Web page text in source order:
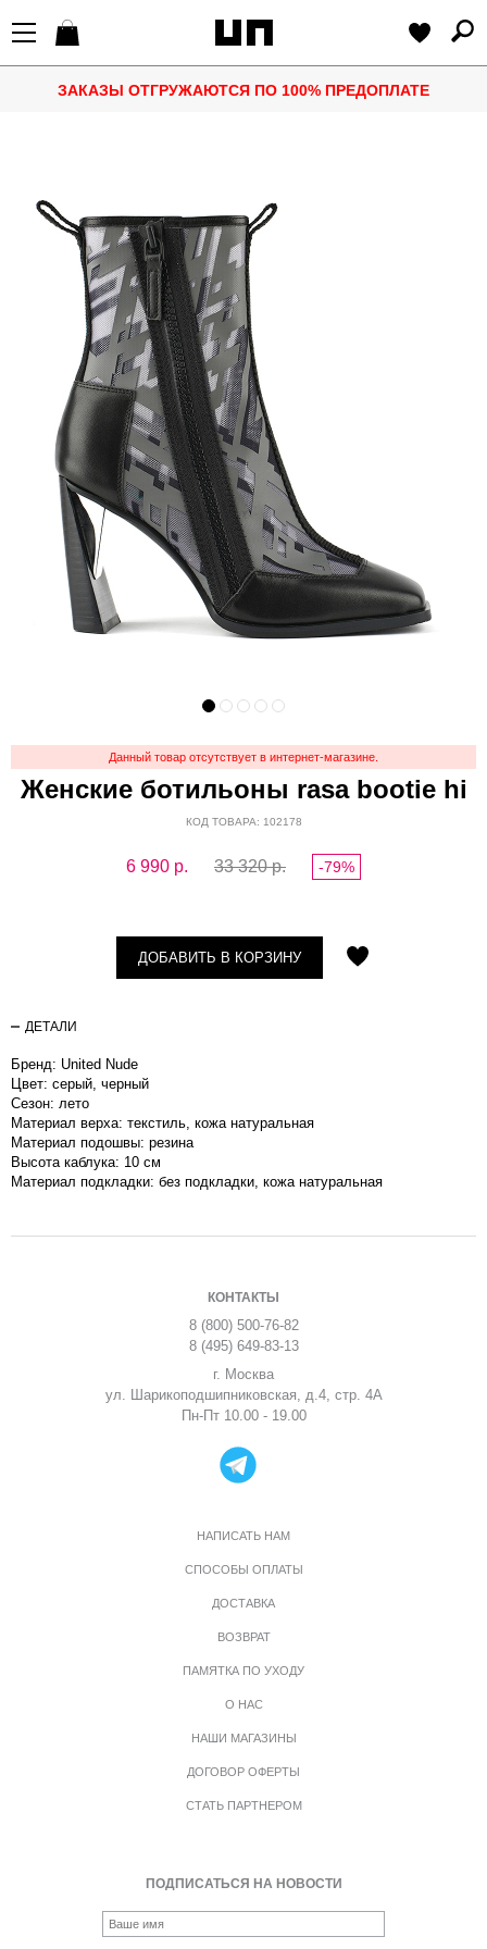
ЗАКАЗЫ ОТГРУЖАЮТСЯ ПО 100% ПРЕДОПЛАТЕ
Данный товар отсутствует в интернет-магазине.
Женские ботильоны rasa bootie hi
КОД ТОВАРА: 102178
6 990 р. 33 320 р. -79%
ДОБАВИТЬ В КОРЗИНУ
ДЕТАЛИ
Бренд: United Nude
Цвет: серый, черный
Сезон: лето
Материал верха: текстиль, кожа натуральная
Материал подошвы: резина
Высота каблука: 10 см
Материал подкладки: без подкладки, кожа натуральная
КОНТАКТЫ
8 (800) 500-76-82
8 (495) 649-83-13
г. Москва
ул. Шарикоподшипниковская, д.4, стр. 4А
Пн-Пт 10.00 - 19.00
НАПИСАТЬ НАМ
СПОСОБЫ ОПЛАТЫ
ДОСТАВКА
ВОЗВРАТ
ПАМЯТКА ПО УХОДУ
О НАС
НАШИ МАГАЗИНЫ
ДОГОВОР ОФЕРТЫ
СТАТЬ ПАРТНЕРОМ
ПОДПИСАТЬСЯ НА НОВОСТИ